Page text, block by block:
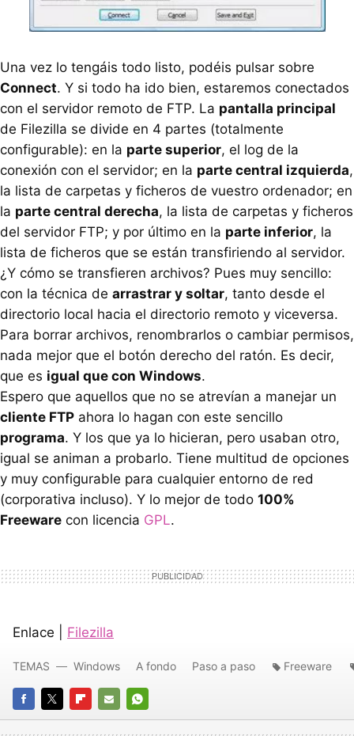
Una vez lo tengáis todo listo, podéis pulsar sobre
Connect. Y si todo ha ido bien, estaremos conectados
con el servidor remoto de FTP. La pantalla principal
de Filezilla se divide en 4 partes (totalmente
configurable): en la parte superior, el log de la
conexión con el servidor; en la parte central izquierda,
la lista de carpetas y ficheros de vuestro ordenador; en
la parte central derecha, la lista de carpetas y ficheros
del servidor FTP; y por último en la parte inferior, la
lista de ficheros que se están transfiriendo al servidor.
¿Y cómo se transfieren archivos? Pues muy sencillo:
con la técnica de arrastrar y soltar, tanto desde el
directorio local hacia el directorio remoto y viceversa.
Para borrar archivos, renombrarlos o cambiar permisos,
nada mejor que el botón derecho del ratón. Es decir,
que es igual que con Windows.
Espero que aquellos que no se atrevían a manejar un
cliente FTP ahora lo hagan con este sencillo
programa. Y los que ya lo hicieran, pero usaban otro,
igual se animan a probarlo. Tiene multitud de opciones
y muy configurable para cualquier entorno de red
(corporativa incluso). Y lo mejor de todo 100%
Freeware con licencia GPL.
Enlace | Filezilla
FACEBOOK
TWITTERFLIPBOARD
E-
WHATSAPP
TEMAS Windows A fondo Paso a paso Freeware